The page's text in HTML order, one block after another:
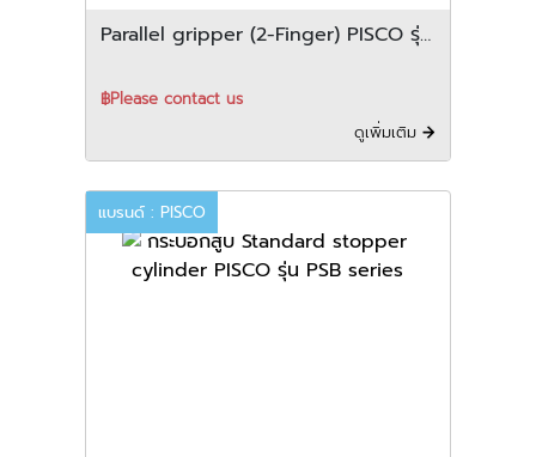
Parallel gripper (2-Finger) PISCO รุ่น
฿Please contact us
ดูเพิ่มเติม
แบรนด์ : PISCO